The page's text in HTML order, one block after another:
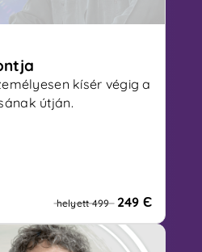
kísér végig a
útján.
helyett 499 249 Є